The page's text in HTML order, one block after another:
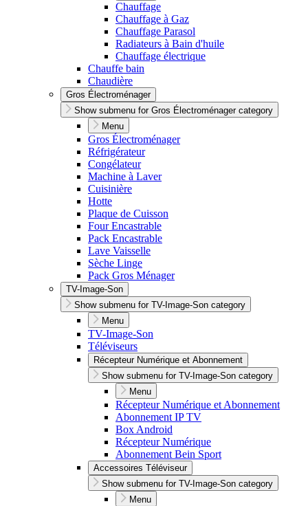
Chauffage
Chauffage à Gaz
Chauffage Parasol
Radiateurs à Bain d'huile
Chauffage électrique
Chauffe bain
Chaudière
Gros Électroménager
Show submenu for Gros Électroménager category
Menu
Gros Électroménager
Réfrigérateur
Congélateur
Machine à Laver
Cuisinière
Hotte
Plaque de Cuisson
Four Encastrable
Pack Encastrable
Lave Vaisselle
Sèche Linge
Pack Gros Ménager
TV-Image-Son
Show submenu for TV-Image-Son category
Menu
TV-Image-Son
Téléviseurs
Récepteur Numérique et Abonnement
Show submenu for TV-Image-Son category
Menu
Récepteur Numérique et Abonnement
Abonnement IP TV
Box Android
Récepteur Numérique
Abonnement Bein Sport
Accessoires Téléviseur
Show submenu for TV-Image-Son category
Menu